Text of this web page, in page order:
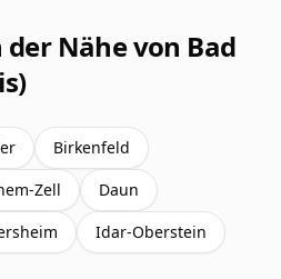
Nähe von Bad
Birkenfeld
Zell
Daun
Idar-Oberstein